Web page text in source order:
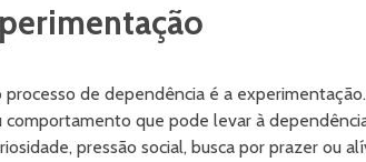
processo de dependência é a
comportamento que pode levar à
pressão social, busca por prazer ou